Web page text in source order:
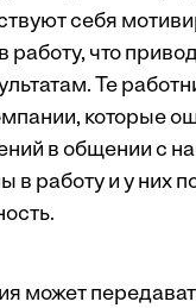
себя
работу, что
Те
которые
в общении с
в работу и у них
может